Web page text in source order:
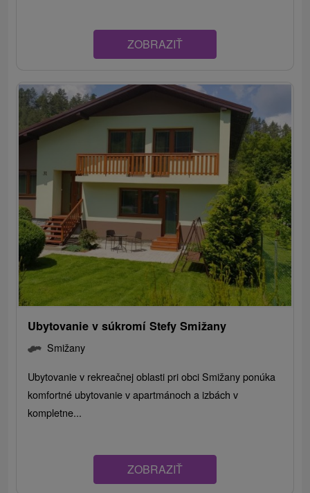
ZOBRAZIŤ
Ubytovanie v súkromí Stefy Smižany
Smižany
Ubytovanie v rekreačnej oblasti pri obci Smižany ponúka
komfortné ubytovanie v apartmánoch a izbách v
kompletne...
ZOBRAZIŤ